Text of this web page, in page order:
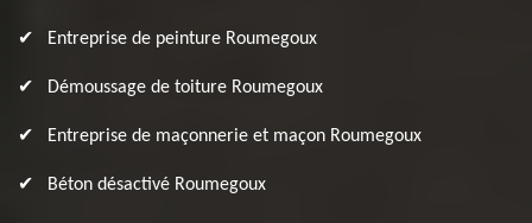
Entreprise de peinture Roumegoux
Démoussage de toiture Roumegoux
Entreprise de maçonnerie et maçon Roumegoux
Béton désactivé Roumegoux